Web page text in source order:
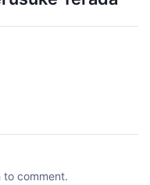
to comment.